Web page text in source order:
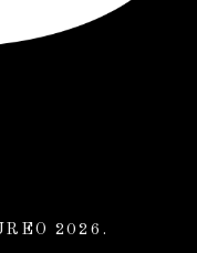
2026.